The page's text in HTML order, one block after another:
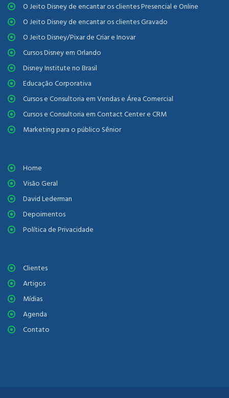
O Jeito Disney de encantar os clientes Presencial e Online
O Jeito Disney de encantar os clientes Gravado
O Jeito Disney/Pixar de Criar e Inovar
Cursos Disney em Orlando
Disney Institute no Brasil
Educação Corporativa
Cursos e Consultoria em Vendas e Área Comercial
Cursos e Consultoria em Contact Center e CRM
Marketing para o público Sênior
Home
Visão Geral
David Lederman
Depoimentos
Política de Privacidade
Clientes
Artigos
Mídias
Agenda
Contato